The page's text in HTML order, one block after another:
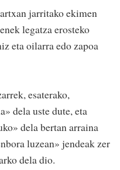
jarritako ekimen
legatza erosteko
eta oilarra edo zapoa
esaterako,
dela uste dute, eta
dela bertan arraina
luzean» jendeak zer
dela dio.